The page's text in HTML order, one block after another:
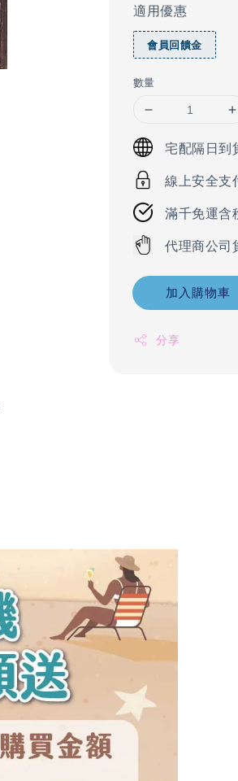
適用優惠
會員回饋金
數量
宅配隔日到
線上安全支
滿千免運含
代理商公司
加入購物車
分享